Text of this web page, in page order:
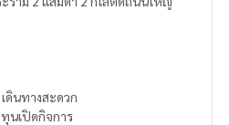
ดินทางสะดวก
นเปิดกิจการ